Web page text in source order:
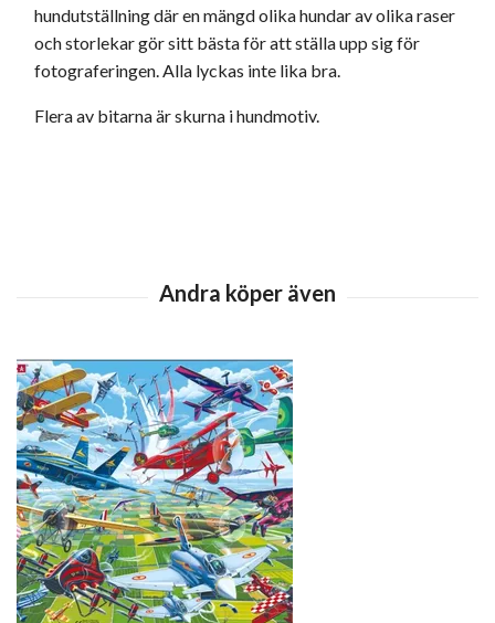
hundutställning där en mängd olika hundar av olika raser
och storlekar gör sitt bästa för att ställa upp sig för
fotograferingen. Alla lyckas inte lika bra.
Flera av bitarna är skurna i hundmotiv.